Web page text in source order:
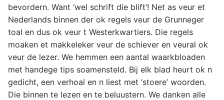
bevordern. Want ‘wel schrift die blift’! Net as veur et
Nederlands binnen der ok regels veur de Grunneger
toal en dus ok veur t Westerkwartiers. Die regels
moaken et makkeleker veur de schiever en veural ok
veur de lezer. We hemmen een aantal waarkbloaden
met handege tips soamensteld. Bij elk blad heurt ok n
gedicht, een verhoal en n liest met ‘stoere’ woorden.
Die binnen te lezen en te beluustern. We danken alle